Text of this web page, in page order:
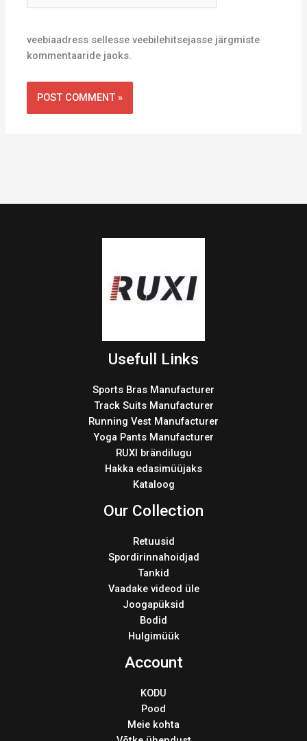
veebiaadress sellesse veebilehitsejasse järgmiste
kommentaaride jaoks.
Usefull Links
Sports Bras Manufacturer
Track Suits Manufacturer
Running Vest Manufacturer
Yoga Pants Manufacturer
RUXI brändilugu
Hakka edasimüüjaks
Kataloog
Our Collection
Retuusid
Spordirinnahoidjad
Tankid
Vaadake videod üle
Joogapüksid
Bodid
Hulgimüük
Account
KODU
Pood
Meie kohta